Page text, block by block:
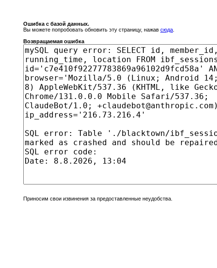
Ошибка с базой данных.
Вы можете попробовать обновить эту страницу, нажав сюда
Возвращаемая ошибка
Приносим свои извинения за предоставленные неудобства.